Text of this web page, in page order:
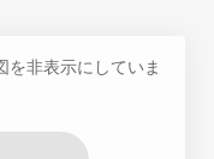
を非表示にしていま